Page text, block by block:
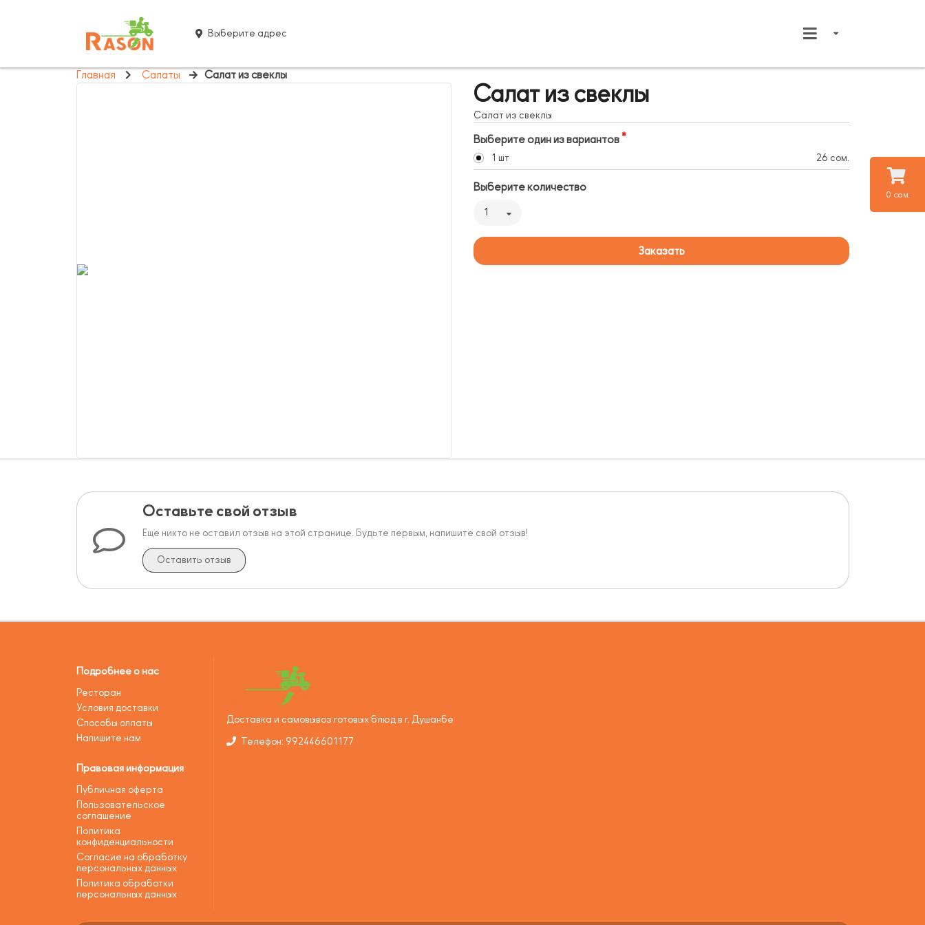
0 сом.
Выберите адрес
Главная Салаты Салат из свеклы
Салат из свеклы
Салат из свеклы
Выберите один из вариантов
1 шт 26 сом.
Выберите количество
1
Заказать
Оставьте свой отзыв
Еще никто не оставил отзыв на этой странице. Будьте первым, напишите свой отзыв!
Оставить отзыв
Подробнее о нас
Ресторан
Условия доставки
Способы оплаты
Напишите нам
Правовая информация
Публичная оферта
Пользовательское
соглашение
Политика
конфиденциальности
Согласие на обработку
персональных данных
Политика обработки
персональных данных
Доставка и самовывоз готовых блюд в г. Душанбе
Телефон: 992446601177